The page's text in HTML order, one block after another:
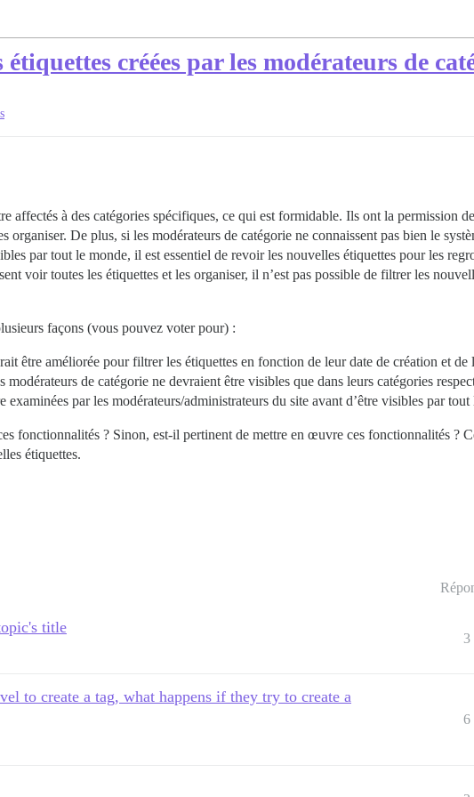
créées par les modérateurs de
affectés à des catégories spécifiques, ce qui est formidable. Ils ont la permission
organiser. De plus, si les modérateurs de catégorie ne connaissent pas bien le
par tout le monde, il est essentiel de revoir les nouvelles étiquettes pour les
voir toutes les étiquettes et les organiser, il n’est pas possible de filtrer les
façons (vous pouvez voter pour) :
être améliorée pour filtrer les étiquettes en fonction de leur date de création et de
modérateurs de catégorie ne devraient être visibles que dans leurs catégories
examinées par les modérateurs/administrateurs du site avant d’être visibles par tout
fonctionnalités ? Sinon, est-il pertinent de mettre en œuvre ces fonctionnalités ?
étiquettes.
title
3
to create a tag, what happens if they try to create a
6